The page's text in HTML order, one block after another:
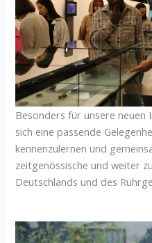
Besonders für unsere
sich eine passende
kennenzulernen und
zeitgenössische und weiter
Deutschlands und des